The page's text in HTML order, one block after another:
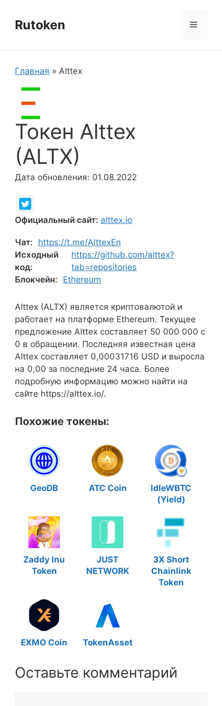
содержимому
Rutoken Меню
Главная » Alttex
Токен Alttex
(ALTX)
Дата обновления: 01.08.2022
Официальный сайт: alttex.io
Чат:
https://t.me/AlttexEn
Исходный
код:
https://github.com/alttex?
tab=repositories
Блокчейн:
Ethereum
Alttex (ALTX) является криптовалютой и
работает на платформе Ethereum. Текущее
предложение Alttex составляет 50 000 000 с
0 в обращении. Последняя известная цена
Alttex составляет 0,00031716 USD и выросла
на 0,00 за последние 24 часа. Более
подробную информацию можно найти на
сайте https://alttex.io/.
Похожие токены:
GeoDB ATC Coin
IdleWBTC
(Yield)
Zaddy Inu
Token
JUST
NETWORK
3X Short
Chainlink
Token
EXMO Coin TokenAsset
Оставьте комментарий